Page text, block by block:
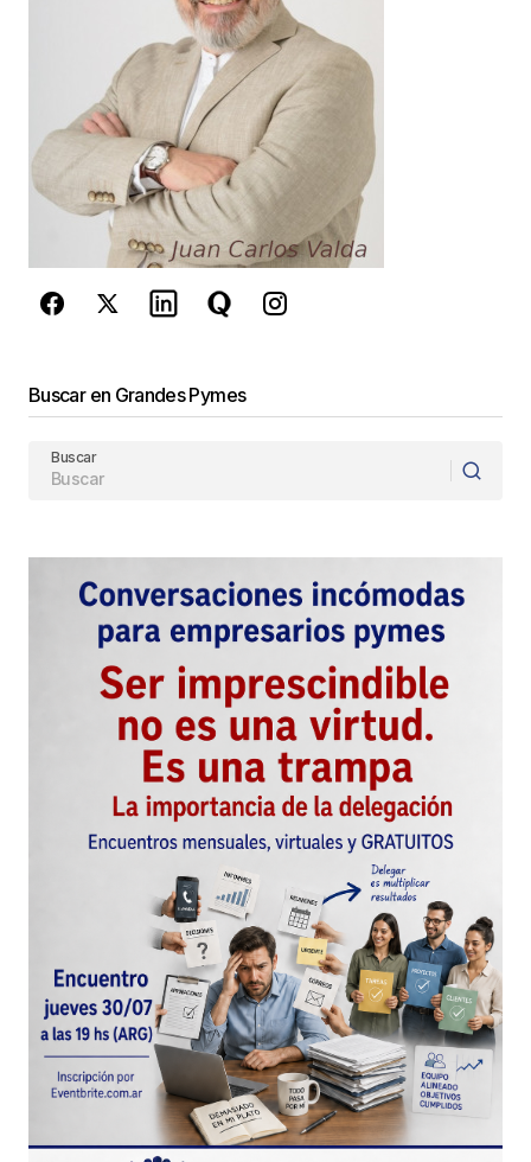
Guarda mi nombre, correo electrónico y web en
este navegador para la próxima vez que
comente.
Este sitio esta protegido por
reCAPTCHA y laPolítica de
privacidady losTérminos del servicio
de Google se aplican.
Buscar en Grandes Pymes
Buscar